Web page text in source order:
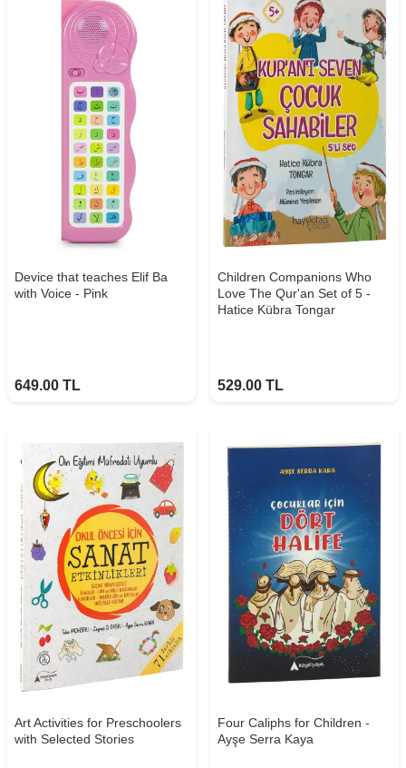
Device that teaches Elif Ba
with Voice - Pink
649.00 TL
Children Companions Who
Love The Qur'an Set of 5 -
Hatice Kübra Tongar
529.00 TL
Art Activities for Preschoolers
with Selected Stories
Four Caliphs for Children -
Ayşe Serra Kaya